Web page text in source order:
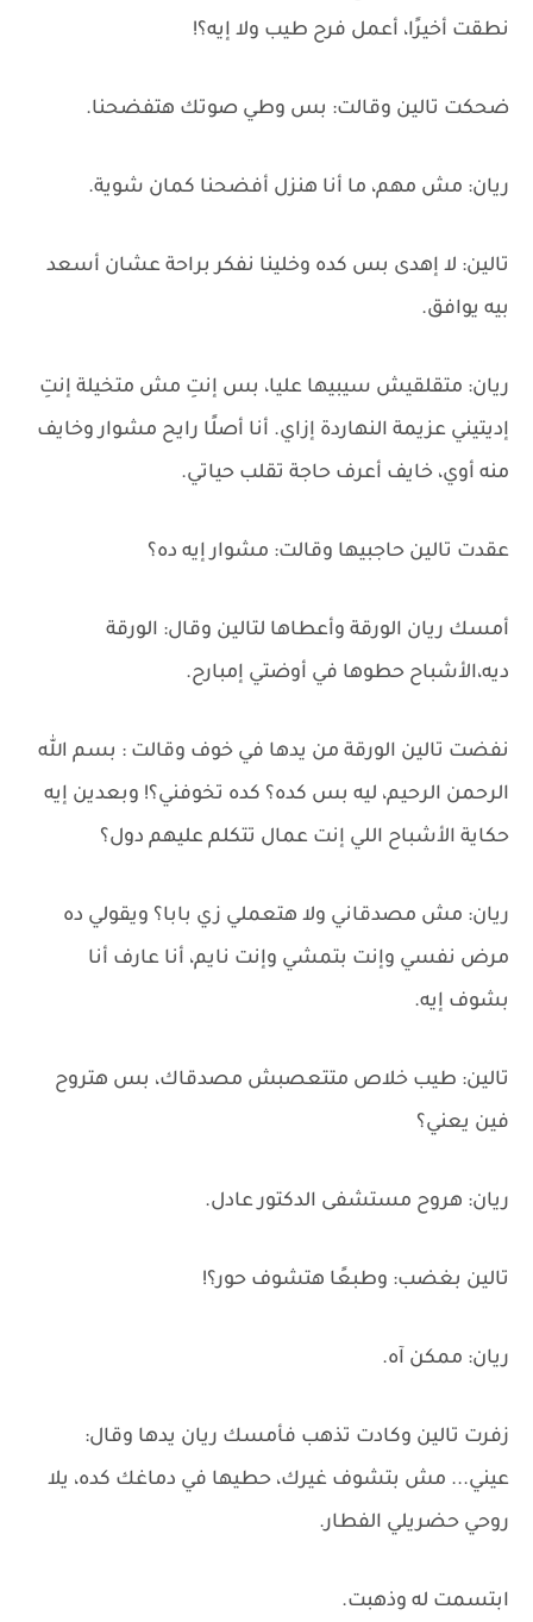
نطقت أخيرًا، أعمل فرح طيب ولا إيه؟!
ضحكت تالين وقالت: بس وطي صوتك هتفضحنا.
ريان: مش مهم، ما أنا هنزل أفضحنا كمان شوية.
تالين: لا إهدى بس كده وخلينا نفكر براحة عشان أسعد
بيه يوافق.
ريان: متقلقيش سيبيها عليا، بس إنتِ مش متخيلة إنتِ
إديتيني عزيمة النهاردة إزاي. أنا أصلًا رايح مشوار وخايف
منه أوي، خايف أعرف حاجة تقلب حياتي.
عقدت تالين حاجبيها وقالت: مشوار إيه ده؟
أمسك ريان الورقة وأعطاها لتالين وقال: الورقة
ديه،الأشباح حطوها في أوضتي إمبارح.
نفضت تالين الورقة من يدها في خوف وقالت : بسم الله
الرحمن الرحيم، ليه بس كده؟ كده تخوفني؟! وبعدين إيه
حكاية الأشباح اللي إنت عمال تتكلم عليهم دول؟
ريان: مش مصدقاني ولا هتعملي زي بابا؟ ويقولي ده
مرض نفسي وإنت بتمشي وإنت نايم، أنا عارف أنا
بشوف إيه.
تالين: طيب خلاص متتعصبش مصدقاك، بس هتروح
فين يعني؟
ريان: هروح مستشفى الدكتور عادل.
تالين بغضب: وطبعًا هتشوف حور؟!
ريان: ممكن آه.
زفرت تالين وكادت تذهب فأمسك ريان يدها وقال:
عيني... مش بتشوف غيرك، حطيها في دماغك كده، يلا
روحي حضريلي الفطار.
ابتسمت له وذهبت.